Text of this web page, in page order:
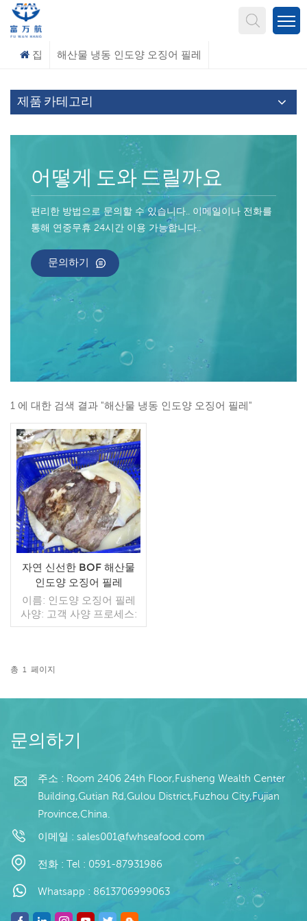
집 해산물 냉동 인도양 오징어 필레
제품 카테고리
어떻게 도와 드릴까요
편리한 방법으로 문의할 수 있습니다.. 이메일이나 전화를
통해 연중무휴 24시간 이용 가능합니다..
문의하기
1 에 대한 검색 결과 "해산물 냉동 인도양 오징어 필레"
자연 신선한 BOF 해산물
인도양 오징어 필레
이름: 인도양 오징어 필레
사양: 고객 사양 프로세스:
컷 유약: BQF 40%(맞춤형)
매/수출 최소. 주문: 20피트
너 지불: 보자마자 TT / С확
원산지: 중국 브랜드: 푸 왕
행
총 1 페이지
문의하기
주소 : Room 2406 24th Floor,Fusheng Wealth Center
Building,Gutian Rd,Gulou District,Fuzhou City,Fujian
Province,China.
이메일 : sales001@fwhseafood.com
전화 : Tel : 0591-87931986
Whatsapp : 8613706999063